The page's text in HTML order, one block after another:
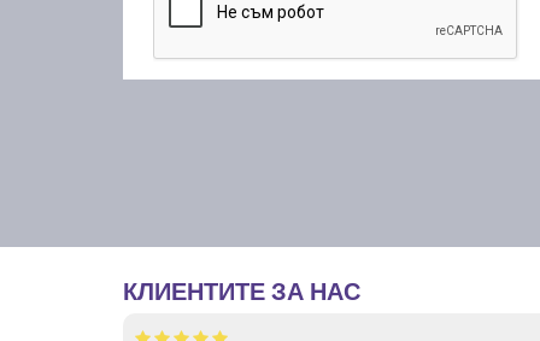
КЛИЕНТИТЕ ЗА НАС